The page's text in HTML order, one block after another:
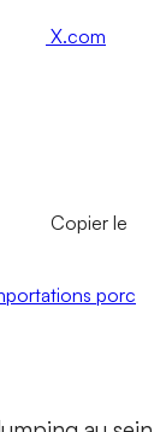
X.com
Copier le
porc